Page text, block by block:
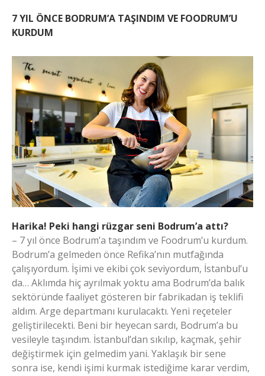
7 YIL ÖNCE BODRUM’A TAŞINDIM VE FOODRUM’U
KURDUM
Harika! Peki hangi rüzgar seni Bodrum’a attı?
– 7 yıl önce Bodrum’a taşındım ve Foodrum’u kurdum.
Bodrum’a gelmeden önce Refika’nın mutfağında
çalışıyordum. İşimi ve ekibi çok seviyordum, İstanbul’u
da… Aklımda hiç ayrılmak yoktu ama Bodrum’da balık
sektöründe faaliyet gösteren bir fabrikadan iş teklifi
aldım. Arge departmanı kurulacaktı. Yeni reçeteler
geliştirilecekti. Beni bir heyecan sardı, Bodrum’a bu
vesileyle taşındım. İstanbul’dan sıkılıp, kaçmak, şehir
değiştirmek için gelmedim yani. Yaklaşık bir sene
sonra ise, kendi işimi kurmak istediğime karar verdim,